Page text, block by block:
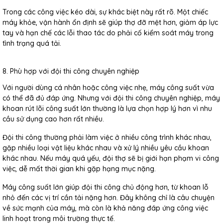
Trong các công việc kéo dài, sự khác biệt này rất rõ. Một chiếc
máy khỏe, vận hành ổn định sẽ giúp thợ đỡ mệt hơn, giảm áp lực
tay và hạn chế các lỗi thao tác do phải cố kiểm soát máy trong
tình trạng quá tải.
8. Phù hợp với đội thi công chuyên nghiệp
Với người dùng cá nhân hoặc công việc nhẹ, máy công suất vừa
có thể đã đủ đáp ứng. Nhưng với đội thi công chuyên nghiệp, máy
khoan rút lõi công suất lớn thường là lựa chọn hợp lý hơn vì nhu
cầu sử dụng cao hơn rất nhiều.
Đội thi công thường phải làm việc ở nhiều công trình khác nhau,
gặp nhiều loại vật liệu khác nhau và xử lý nhiều yêu cầu khoan
khác nhau. Nếu máy quá yếu, đội thợ sẽ bị giới hạn phạm vi công
việc, dễ mất thời gian khi gặp hạng mục nặng.
Máy công suất lớn giúp đội thi công chủ động hơn, từ khoan lỗ
nhỏ đến các vị trí cần tải nặng hơn. Đây không chỉ là câu chuyện
về sức mạnh của máy, mà còn là khả năng đáp ứng công việc
linh hoạt trong môi trường thực tế.